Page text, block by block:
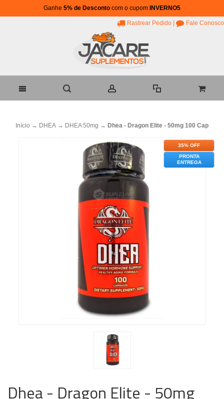
Ganhe 5% de Desconto com o cupom INVERNO5
Rastrear Pedido Fale Conosco
Início → DHEA → DHEA 50mg → Dhea - Dragon Elite - 50mg 100 Cap
35% OFF
PRONTA
ENTREGA
Dhea - Dragon Elite - 50mg